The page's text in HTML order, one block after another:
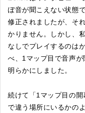
ぼ音が聞こえない状態
修正されましたが、そ
かりません。しかし、
なしでプレイするのは
べ、1マップ目で音声
明らかにしました。
続けて「1マップ目の
で違う場所にいるかの